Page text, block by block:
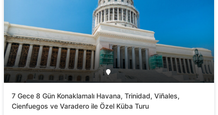
7 Gece 8 Gün Konaklamalı Havana, Trinidad, Viñales,
Cienfuegos ve Varadero ile Özel Küba Turu